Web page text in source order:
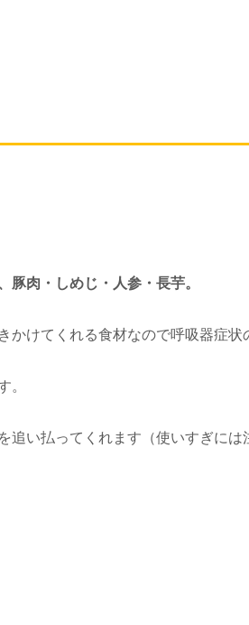
豚肉・しめじ・人参・長芋。
かけてくれる食材なので呼吸器症状
。
追い払ってくれます（使いすぎには